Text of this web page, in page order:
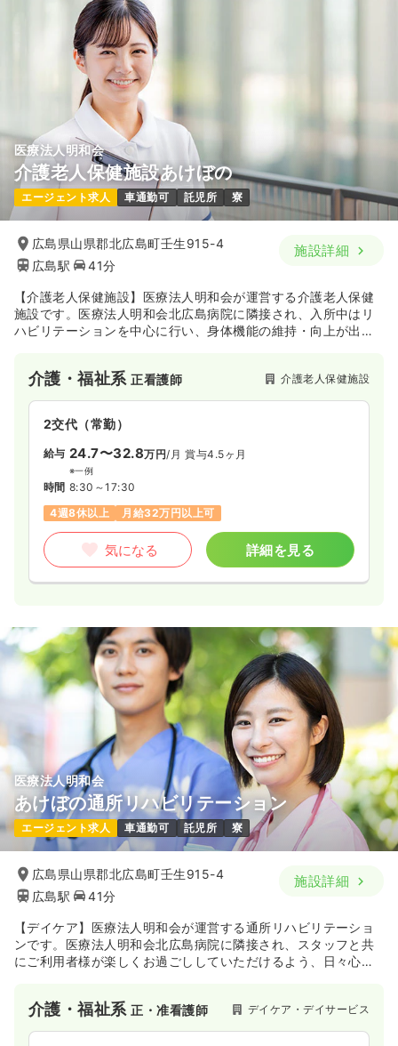
医療法人明和会
介護老人保健施設あけぼの
エージェント求人 車通勤可 託児所 寮
広島県山県郡北広島町壬生915-4
広島駅
41分
施設詳細
【介護老人保健施設】医療法人明和会が運営する介護老人保健
施設です。医療法人明和会北広島病院に隣接され、入所中はリ
ハビリテーションを中心に行い、身体機能の維持・向上が出来
方々に充実した入所生活を送って頂いています。
介護・福祉系正看護師 介護老人保健施設
2交代（常勤）
給与 24.7〜32.8万円/月 賞与4.5ヶ月
※一例
時間 8:30～17:30
4週8休以上
月給32万円以上可
気になる 詳細を見る
医療法人明和会
あけぼの通所リハビリテーション
エージェント求人 車通勤可 託児所 寮
広島県山県郡北広島町壬生915-4
広島駅
41分
施設詳細
【デイケア】医療法人明和会が運営する通所リハビリテーショ
ンです。医療法人明和会北広島病院に隣接され、スタッフと共
にご利用者様が楽しくお過ごししていただけるよう、日々心が
れています。
介護・福祉系正・准看護師 デイケア・デイサービス